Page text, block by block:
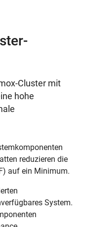
Cluster mit
hohe
reduzieren die
auf ein Minimum.
System.